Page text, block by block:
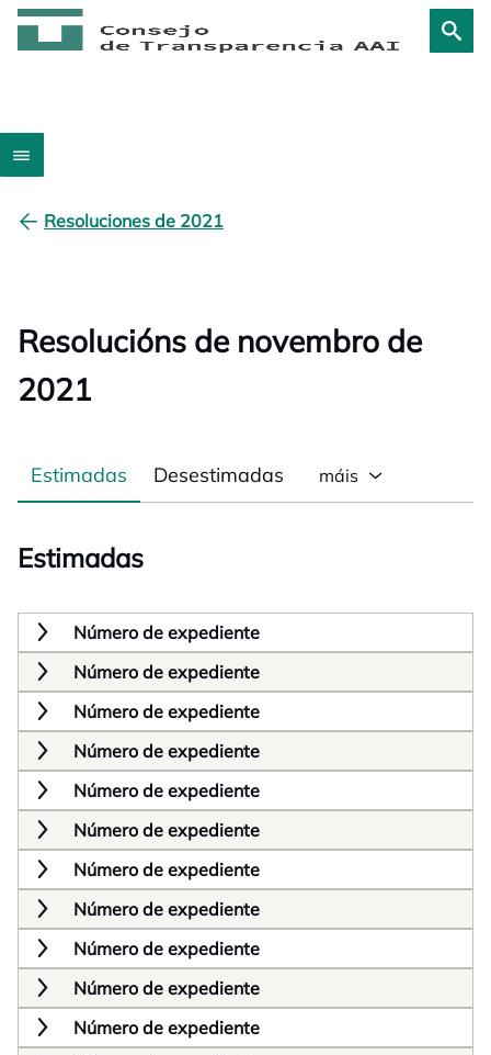
Resoluciones de 2021
Resolucións de novembro de
2021
Estimadas Desestimadas máis
Estimadas
Número de expediente
Número de expediente
Número de expediente
Número de expediente
Número de expediente
Número de expediente
Número de expediente
Número de expediente
Número de expediente
Número de expediente
Número de expediente